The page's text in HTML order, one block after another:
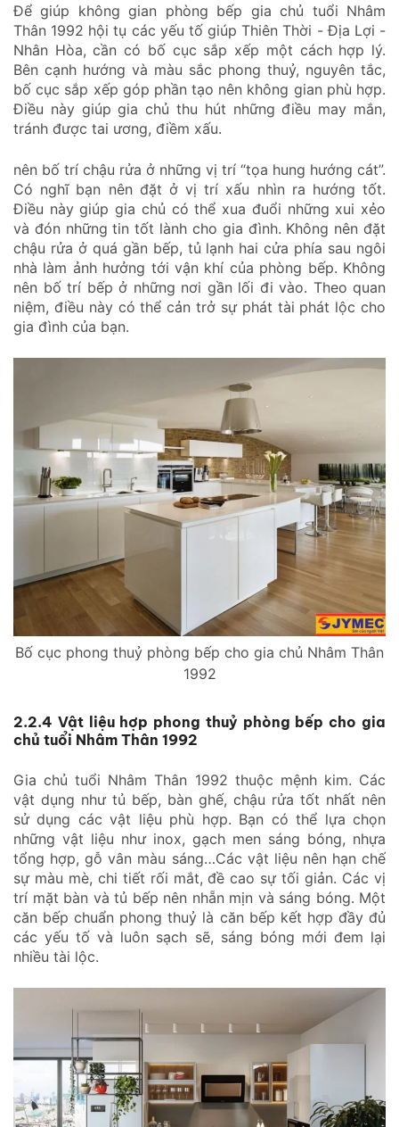
Để giúp không gian phòng bếp gia chủ tuổi Nhâm
Thân 1992 hội tụ các yếu tố giúp Thiên Thời - Địa Lợi -
Nhân Hòa, cần có bố cục sắp xếp một cách hợp lý.
Bên cạnh hướng và màu sắc phong thuỷ, nguyên tắc,
bố cục sắp xếp góp phần tạo nên không gian phù hợp.
Điều này giúp gia chủ thu hút những điều may mắn,
tránh được tai ương, điềm xấu.
nên bố trí chậu rửa ở những vị trí “tọa hung hướng cát”.
Có nghĩ bạn nên đặt ở vị trí xấu nhìn ra hướng tốt.
Điều này giúp gia chủ có thể xua đuổi những xui xẻo
và đón những tin tốt lành cho gia đình. Không nên đặt
chậu rửa ở quá gần bếp, tủ lạnh hai cửa phía sau ngôi
nhà làm ảnh hưởng tới vận khí của phòng bếp. Không
nên bố trí bếp ở những nơi gần lối đi vào. Theo quan
niệm, điều này có thể cản trở sự phát tài phát lộc cho
gia đình của bạn.
Bố cục phong thuỷ phòng bếp cho gia chủ Nhâm Thân
1992
2.2.4 Vật liệu hợp phong thuỷ phòng bếp cho gia
chủ tuổi Nhâm Thân 1992
Gia chủ tuổi Nhâm Thân 1992 thuộc mệnh kim. Các
vật dụng như tủ bếp, bàn ghế, chậu rửa tốt nhất nên
sử dụng các vật liệu phù hợp. Bạn có thể lựa chọn
những vật liệu như inox, gạch men sáng bóng, nhựa
tổng hợp, gỗ vân màu sáng…Các vật liệu nên hạn chế
sự màu mè, chi tiết rối mắt, đề cao sự tối giản. Các vị
trí mặt bàn và tủ bếp nên nhẵn mịn và sáng bóng. Một
căn bếp chuẩn phong thuỷ là căn bếp kết hợp đầy đủ
các yếu tố và luôn sạch sẽ, sáng bóng mới đem lại
nhiều tài lộc.